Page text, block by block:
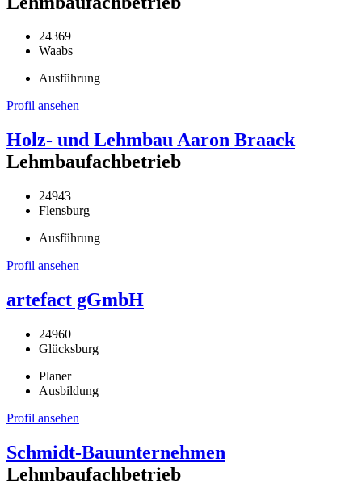
24369
Waabs
Ausführung
Profil ansehen
Holz- und Lehmbau Aaron Braack
Lehmbaufachbetrieb
24943
Flensburg
Ausführung
Profil ansehen
artefact gGmbH
24960
Glücksburg
Planer
Ausbildung
Profil ansehen
Schmidt-Bauunternehmen
Lehmbaufachbetrieb